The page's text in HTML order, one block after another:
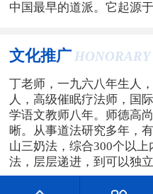
中国最早的道派。它起源
文化推广 HONORARY
丁老师，一九六八年生人
人，高级催眠疗法师，国
学语文教师八年。师德高
晰。从事道法研究多年，
山三奶法，综合300个以
法，层层递进，到可以独